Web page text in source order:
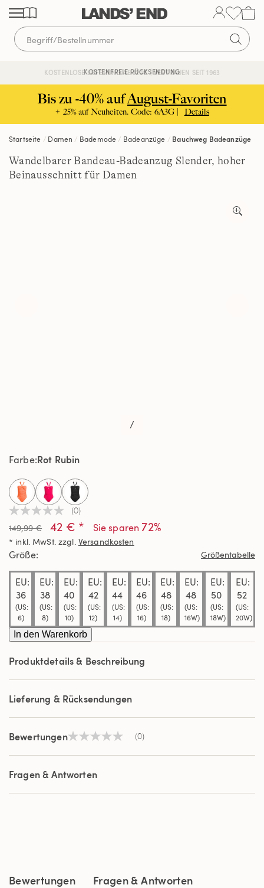
Direkt
zum
Inhalt
Direkt
zur
Navigation
Direkt
zur
Suche
KOSTENLOSE LIEFERUNG AB 120€ | VERTRAUEN SEIT 1963
KOSTENFREIE RÜCKSENDUNG
Bis zu -40% aufAugust-Favoriten
+ 25% auf Neuheiten. Code: 6A3G | Details
Startseite Damen Bademode Badeanzüge Bauchweg Badeanzüge
Wandelbarer Bandeau-Badeanzug Slender, hoher
Beinausschnitt für Damen
/
Kein
Beurteilungswert
Link
auf
derselben
(0)
149,99 € 42 € * Sie sparen 72%
* inkl. MwSt. zzgl. Versandkosten
Farbe Rot Rubin
selected
Größe Größentabelle
EU:
36
(US:
6)
EU:
38
(US:
8)
EU:
40
(US:
10)
EU:
42
(US:
12)
EU:
44
(US:
14)
EU:
46
(US:
16)
EU:
48
(US:
18)
EU:
48
(US:
16W)
EU:
50
(US:
18W)
EU:
52
(US:
20W)
In den Warenkorb
Produktdetails & Beschreibung
Lieferung & Rücksendungen
BewertungenKein
Link
derselben
(0)
Fragen & Antworten
Bewertungen Fragen & Antworten